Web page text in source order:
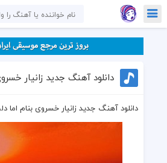
دانلود آهنگ جدید زانیار خسروی بنام